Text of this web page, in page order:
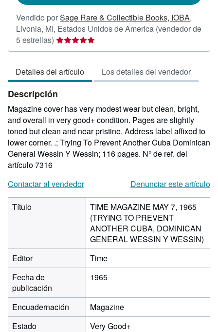
Vendido porSage Rare & Collectible Books, IOBA,
Livonia, MI, Estados Unidos de America (vendedor de
5 estrellas) Calificación
del
5
de
5
estrellas
Detalles del artículo Los detalles del vendedor
Descripción
Magazine cover has very modest wear but clean, bright,
and overall in very good+ condition. Pages are slightly
toned but clean and near pristine. Address label affixed to
lower corner. .; Trying To Prevent Another Cuba Dominican
General Wessin Y Wessin; 116 pages. N° de ref. del
artículo 7316
Contactar al vendedor
Denunciar este artículo
Título
TIME MAGAZINE MAY 7, 1965
(TRYING TO PREVENT
ANOTHER CUBA, DOMINICAN
GENERAL WESSIN Y WESSIN)
Editor
Time
Fecha de
publicación
1965
Encuadernación
Magazine
Estado
Very Good+